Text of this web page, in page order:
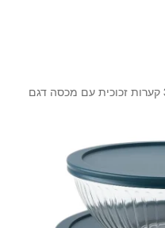
סט 3 קערות זכוכית עם מכסה דגם